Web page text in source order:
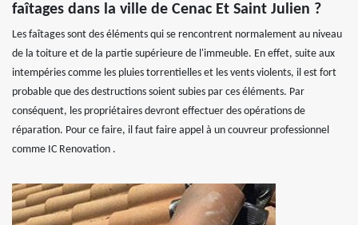
faîtages dans la ville de Cenac Et Saint Julien ?
Les faîtages sont des éléments qui se rencontrent normalement au niveau
de la toiture et de la partie supérieure de l'immeuble. En effet, suite aux
intempéries comme les pluies torrentielles et les vents violents, il est fort
probable que des destructions soient subies par ces éléments. Par
conséquent, les propriétaires devront effectuer des opérations de
réparation. Pour ce faire, il faut faire appel à un couvreur professionnel
comme IC Renovation .